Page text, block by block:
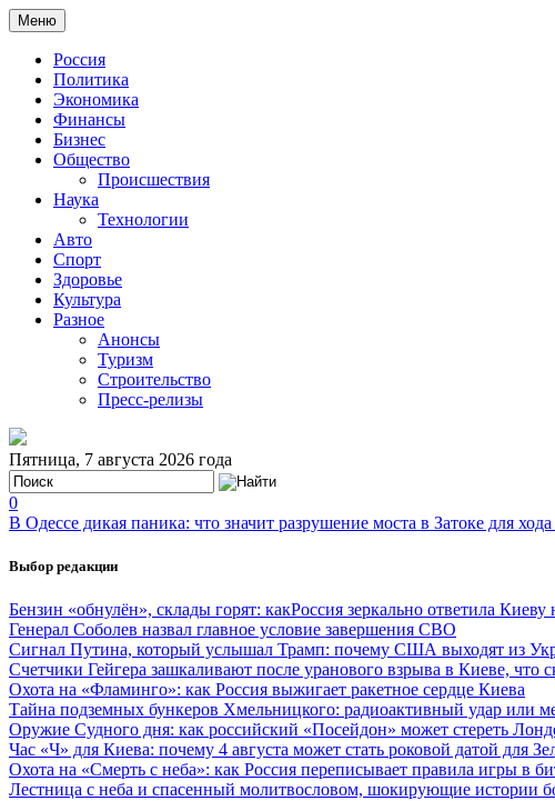
Меню
Россия
Политика
Экономика
Финансы
Бизнес
Общество
Происшествия
Наука
Технологии
Авто
Спорт
Здоровье
Культура
Разное
Анонсы
Туризм
Строительство
Пресс-релизы
Пятница, 7 августа 2026 года
0
В Одессе дикая паника: что значит разрушение моста в Затоке для
Выбор редакции
Бензин «обнулён», склады горят: какРоссия зеркально ответила
Генерал Соболев назвал главное условие завершения СВО
Сигнал Путина, который услышал Трамп: почему США выходят из
Счетчики Гейгера зашкаливают после уранового взрыва в Киеве, что
Охота на «Фламинго»: как Россия выжигает ракетное сердце Киева
Тайна подземных бункеров Хмельницкого: радиоактивный удар или
Оружие Судного дня: как российский «Посейдон» может стереть
Час «Ч» для Киева: почему 4 августа может стать роковой датой для
Охота на «Смерть с неба»: как Россия переписывает правила игры в
Лестница с неба и спасенный молитвословом, шокирующие истории